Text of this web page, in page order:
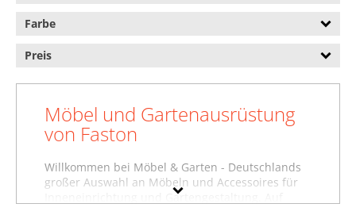
Farbe
Preis
Möbel und Gartenausrüstung
von Faston
Willkommen bei Möbel & Garten - Deutschlands
großer Auswahl an Möbeln und Accessoires für
Inneneinrichtung und Gartengestaltung. Auf